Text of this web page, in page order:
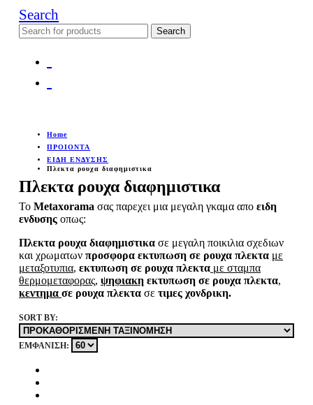
Search
Search
for:
Home
ΠΡΟΙΟΝΤΑ
ΕΙΔΗ ΕΝΔΥΣΗΣ
Πλεκτα ρουχα διαφημιστικα
Πλεκτα ρουχα διαφημιστικα
Το Metaxoramaσας παρεχει μια μεγαλη γκαμα αποειδη
ενδυσηςοπως:
Πλεκτα ρουχα διαφημιστικα σε μεγαλη ποικιλια σχεδιων
και χρωματωνπροσφορα εκτυπωση σε ρουχα πλεκτα με
μεταξοτυπια, εκτυπωση σε ρουχα πλεκτα με σταμπα
θερμομεταφορας,ψηφιακη εκτυπωση σε ρουχα πλεκτα,
κεντημασε ρουχα πλεκτα σετιμες χονδρικη.
SORT BY:
ΕΜΦΆΝΙΣΗ: